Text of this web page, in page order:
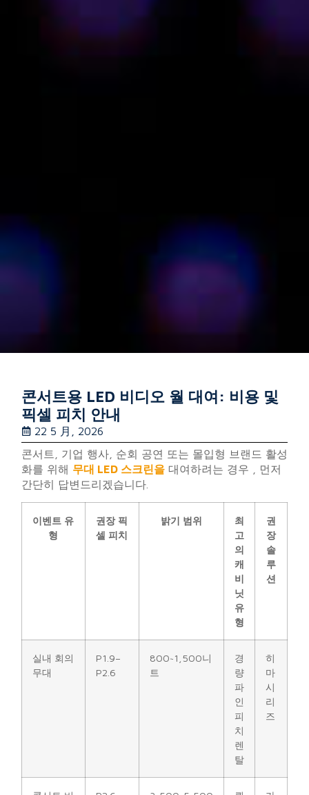
콘서트용 LED 비디오 월 대여: 비용 및
픽셀 피치 안내
22 5 月, 2026
콘서트, 기업 행사, 순회 공연 또는 몰입형 브랜드 활성
화를 위해 무대 LED 스크린을대여하려는 경우 , 먼저
간단히 답변드리겠습니다.
이벤트 유
형
권장 픽
셀 피치
밝기 범위
최
고
의
캐
비
닛
유
형
권
장
솔
루
션
실내 회의
무대
P1.9–
P2.6
800~1,500니
트
경
량
파
인
피
치
렌
탈
히
마
시
리
즈